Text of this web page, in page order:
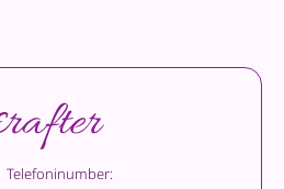
Telefoninumber: